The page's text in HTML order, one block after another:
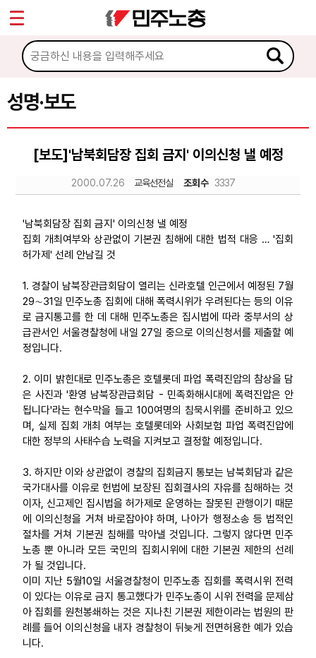
성명·보도
[보도]'남북회담장 집회 금지' 이의신청 낼 예정
2000.07.26 교육선전실 조회수 3337
'남북회담장 집회 금지' 이의신청 낼 예정
집회 개최여부와 상관없이 기본권 침해에 대한 법적 대응 … '집회
허가제' 선례 안남길 것
1. 경찰이 남북장관급회담이 열리는 신라호텔 인근에서 예정된 7월
29∼31일 민주노총 집회에 대해 폭력시위가 우려된다는 등의 이유
로 금지통고를 한 데 대해 민주노총은 집시법에 따라 중부서의 상
급관서인 서울경찰청에 내일 27일 중으로 이의신청서를 제출할 예
정입니다.
2. 이미 밝힌대로 민주노총은 호텔롯데 파업 폭력진압의 참상을 담
은 사진과 '환영 남북장관급회담 - 민족화해시대에 폭력진압은 안
됩니다'라는 현수막을 들고 100여명의 침묵시위를 준비하고 있으
며, 실제 집회 개최 여부는 호텔롯데와 사회보험 파업 폭력진압에
대한 정부의 사태수습 노력을 지켜보고 결정할 예정입니다.
3. 하지만 이와 상관없이 경찰의 집회금지 통보는 남북회담과 같은
국가대사를 이유로 헌법에 보장된 집회결사의 자유를 침해하는 것
이자, 신고제인 집시법을 허가제로 운영하는 잘못된 관행이기 때문
에 이의신청을 거쳐 바로잡아야 하며, 나아가 행정소송 등 법적인
절차를 거쳐 기본권 침해를 막아낼 것입니다. 그렇지 않다면 민주
노총 뿐 아니라 모든 국민의 집회시위에 대한 기본권 제한의 선례
가 될 것입니다.
이미 지난 5월10일 서울경찰청이 민주노총 집회를 폭력시위 전력
이 있다는 이유로 금지 통고했다가 민주노총이 시위 전력을 문제삼
아 집회를 원천봉쇄하는 것은 지나친 기본권 제한이라는 법원의 판
례를 들어 이의신청을 내자 경찰청이 뒤늦게 전면허용한 예가 있습
니다.
마이페이지
소개
소식
공지사항
성명·보도
노동상담
부설기관
업무
Sketchbook5, 스케치북5
Sketchbook5, 스케치북5